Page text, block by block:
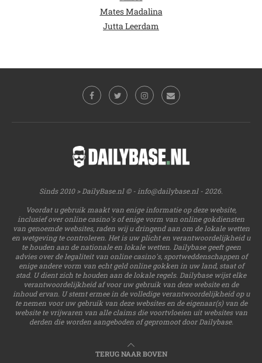
Mates Madalina
Jutta Leerdam
Sinds 2010 > DailyBase.nl © - info@dailybase.nl- 2026.
Voordat u gebruik maakt van enige informatie op deze website,
inclusief over online casino's of enige vorm van online gokdiensten
van genoemde websites, raden wij u dringend aan om de lokale wetten
en wetgeving te controleren. Het is uw plicht en verantwoordelijkheid u
te houden aan de nationale en lokale wetten. Dailybase geeft geen
advies over de legaliteit van online casino's, sportweddenschappen of
enige andere vorm van echt geld online gokken in uw land, staat of
stad. U dient zich te houden aan de lokale regels. Dailybase wijst elke
verantwoordelijkheid af voor uw gebruik van deze website en de
inhoud ervan. U stemt ermee in de volledige verantwoordelijkheid op u
te nemen voor uw gebruik van deze websites en de eigenaar(s) van de
website te vrijwaren van alle claims die voortvloeien uit websites van
derden die worden aangeboden of gepromoot door Dailybase.
TERUG NAAR BOVEN